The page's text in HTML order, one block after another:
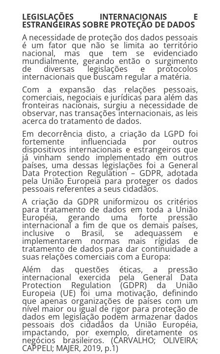
LEGISLAÇÕES INTERNACIONAIS E
ESTRANGEIRAS SOBRE PROTEÇÃO DE DADOS
A necessidade de proteção dos dados pessoais
é um fator que não se limita ao território
nacional, mas que tem se evidenciado
mundialmente, gerando então o surgimento
de diversas legislações e protocolos
internacionais que buscam regular a matéria.
Com a expansão das relações pessoais,
comerciais, negociais e jurídicas para além das
fronteiras nacionais, surgiu a necessidade de
observar, nas transações internacionais, as leis
acerca do tratamento de dados.
Em decorrência disto, a criação da LGPD foi
fortemente influenciada por outros
dispositivos internacionais e estrangeiros que
já vinham sendo implementado em outros
países, uma dessas legislações foi a General
Data Protection Regulation – GDPR, adotada
pela União Europeia para proteger os dados
pessoais referentes a seus cidadãos.
A criação da GDPR uniformizou os critérios
para tratamento de dados em toda a União
Européia, gerando uma forte pressão
internacional a fim de que os demais países,
inclusive o Brasil, se adequassem e
implementarem normas mais rígidas de
tratamento de dados para dar continuidade a
suas relações comerciais com a Europa:
Além das questões éticas, a pressão
internacional exercida pela General Data
Protection Regulation (GDPR) da União
Europeia (UE) foi uma motivação, definindo
que apenas organizações de países com um
nível maior ou igual de rigor para proteção de
dados em legislação podem armazenar dados
pessoais dos cidadãos da União Européia,
impactando, por exemplo, diretamente os
negócios brasileiros. (CARVALHO; OLIVEIRA;
CAPPELI; MAJER, 2019, p.1)